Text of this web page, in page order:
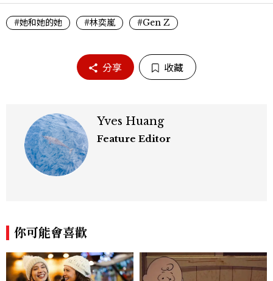
#她和她的她 #林奕嵐 #Gen Z
分享 收藏
Yves Huang
Feature Editor
你可能會喜歡